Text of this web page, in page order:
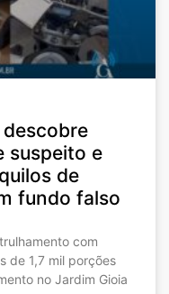
suspeito e
de
fundo falso
com
de 1,7 mil porções
no Jardim Gioia